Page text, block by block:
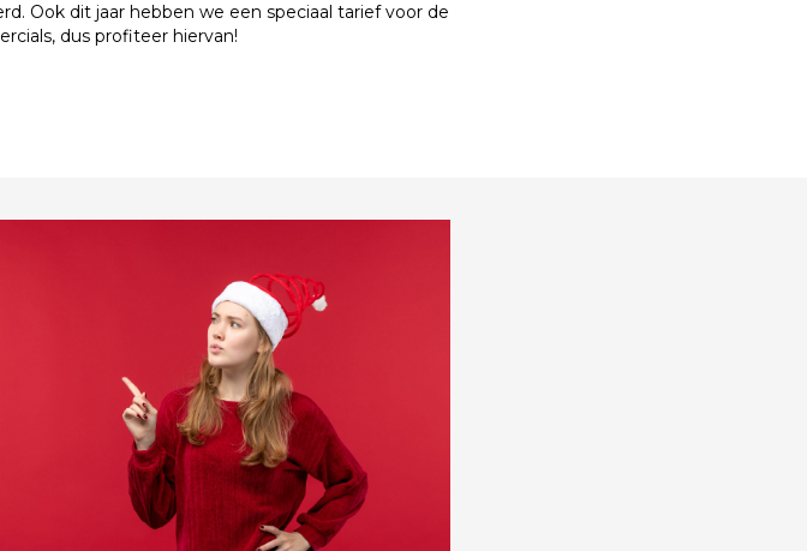
Ook dit jaar hebben we een speciaal tarief voor de
dus profiteer hiervan!